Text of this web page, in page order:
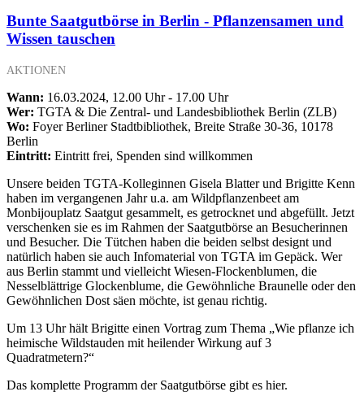
Bunte Saatgutbörse in Berlin - Pflanzensamen und
Wissen tauschen
AKTIONEN
Wann: 16.03.2024, 12.00 Uhr - 17.00 Uhr
Wer: TGTA & Die Zentral- und Landesbibliothek Berlin (ZLB)
Wo: Foyer Berliner Stadtbibliothek, Breite Straße 30-36, 10178
Berlin
Eintritt: Eintritt frei, Spenden sind willkommen
Unsere beiden TGTA-Kolleginnen Gisela Blatter und Brigitte Kenn
haben im vergangenen Jahr u.a. am Wildpflanzenbeet am
Monbijouplatz Saatgut gesammelt, es getrocknet und abgefüllt. Jetzt
verschenken sie es im Rahmen der Saatgutbörse an Besucherinnen
und Besucher. Die Tütchen haben die beiden selbst designt und
natürlich haben sie auch Infomaterial von TGTA im Gepäck. Wer
aus Berlin stammt und vielleicht Wiesen-Flockenblumen, die
Nesselblättrige Glockenblume, die Gewöhnliche Braunelle oder den
Gewöhnlichen Dost säen möchte, ist genau richtig.
Um 13 Uhr hält Brigitte einen Vortrag zum Thema „Wie pflanze ich
heimische Wildstauden mit heilender Wirkung auf 3
Quadratmetern?“
Das komplette Programm der Saatgutbörse gibt es hier.